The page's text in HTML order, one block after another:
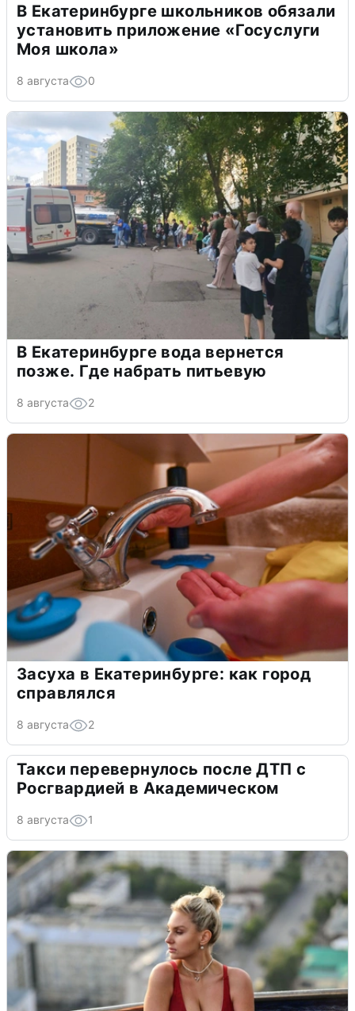
В Екатеринбурге школьников обязали
установить приложение «Госуслуги
Моя школа»
8 августа 0
В Екатеринбурге вода вернется
позже. Где набрать питьевую
8 августа 2
Засуха в Екатеринбурге: как город
справлялся
8 августа 2
Такси перевернулось после ДТП с
Росгвардией в Академическом
8 августа 1